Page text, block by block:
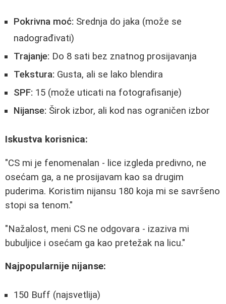
Pokrivna moć: Srednja do jaka (može se
nadograđivati)
Trajanje: Do 8 sati bez znatnog prosijavanja
Tekstura: Gusta, ali se lako blendira
SPF: 15 (može uticati na fotografisanje)
Nijanse: Širok izbor, ali kod nas ograničen izbor
Iskustva korisnica:
"CS mi je fenomenalan - lice izgleda predivno, ne
osećam ga, a ne prosijavam kao sa drugim
puderima. Koristim nijansu 180 koja mi se savršeno
stopi sa tenom."
"Nažalost, meni CS ne odgovara - izaziva mi
bubuljice i osećam ga kao pretežak na licu."
Najpopularnije nijanse:
150 Buff (najsvetlija)